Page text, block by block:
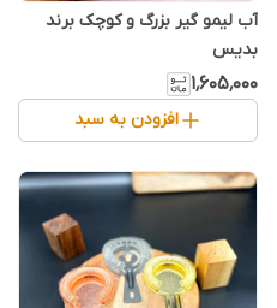
آب لیمو گیر بزرگ و کوچک برند
بدیس
۱٬۶۰۵٬۰۰۰
افزودن به سبد